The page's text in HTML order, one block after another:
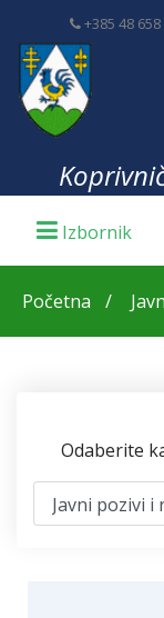
+385 48 658
Početna
Odaberite